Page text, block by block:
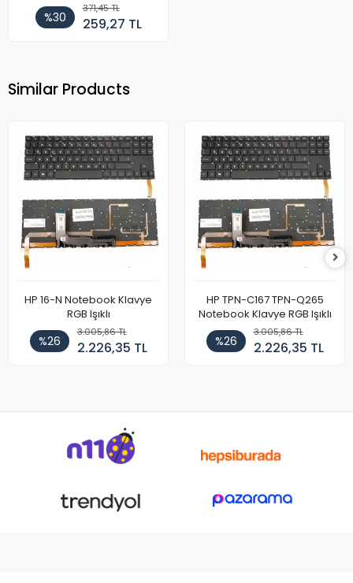
%30
371,45 TL
259,27 TL
Similar Products
HP 16-N Notebook Klavye
RGB Işıklı
%26
3.005,86 TL
2.226,35 TL
HP TPN-C167 TPN-Q265
Notebook Klavye RGB Işıklı
%26
3.005,86 TL
2.226,35 TL